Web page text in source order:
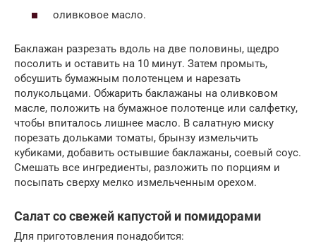
оливковое масло.
Баклажан разрезать вдоль на две половины, щедро
посолить и оставить на 10 минут. Затем промыть,
обсушить бумажным полотенцем и нарезать
полукольцами. Обжарить баклажаны на оливковом
масле, положить на бумажное полотенце или салфетку,
чтобы впиталось лишнее масло. В салатную миску
порезать дольками томаты, брынзу измельчить
кубиками, добавить остывшие баклажаны, соевый соус.
Смешать все ингредиенты, разложить по порциям и
посыпать сверху мелко измельченным орехом.
Салат со свежей капустой и помидорами
Для приготовления понадобится: